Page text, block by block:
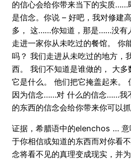
的信心会给你带来当下的实质……
是信念。你说 – 好吧，我对修建
多， 这……你知道，那是……没有
走进一家你从未吃过的餐馆。 你
吗？ 我们走进从未吃过的地方，
西。 我们不知道是谁做的， 大多
它是什么。 他们把它掩盖起来。
因为信念……对 什么的信念……我
的东西的信念会给你带来你可以抓
证据，希腊语中的elenchos … 意
于你相信或知道的东西而对你看
念将看不见的真理变成现实，并为